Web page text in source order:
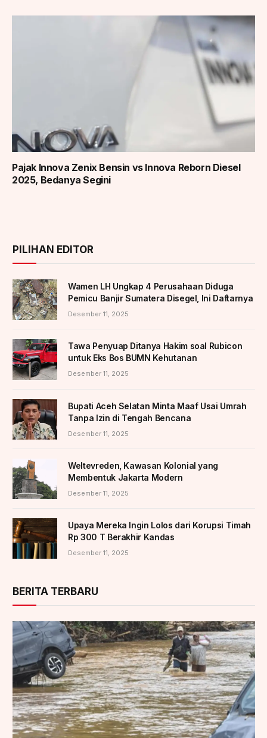
Pajak Innova Zenix Bensin vs Innova Reborn Diesel
2025, Bedanya Segini
PILIHAN EDITOR
Wamen LH Ungkap 4 Perusahaan Diduga
Pemicu Banjir Sumatera Disegel, Ini Daftarnya
Desember 11, 2025
Tawa Penyuap Ditanya Hakim soal Rubicon
untuk Eks Bos BUMN Kehutanan
Desember 11, 2025
Bupati Aceh Selatan Minta Maaf Usai Umrah
Tanpa Izin di Tengah Bencana
Desember 11, 2025
Weltevreden, Kawasan Kolonial yang
Membentuk Jakarta Modern
Desember 11, 2025
Upaya Mereka Ingin Lolos dari Korupsi Timah
Rp 300 T Berakhir Kandas
Desember 11, 2025
BERITA TERBARU